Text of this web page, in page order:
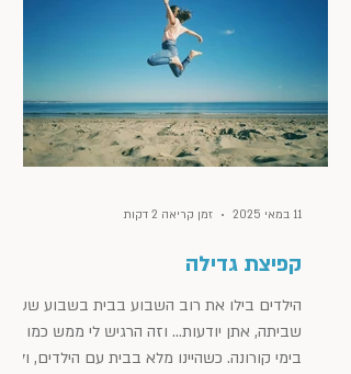
קפיצת גדילה
הילדים בילו את רוב השבוע בבית בשבוע
שביתה, אתן יודעות... וזה הרגיש לי ממש כמו
בימי קורונה. כשהיינו מלא בבית עם הילדים, ולא
11 במאי 2025 זמן קריאה 2 דקות